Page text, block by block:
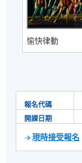
愉快律動
報名代碼
開課日期
現時接受報名